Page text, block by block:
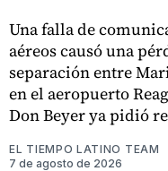
Una falla de
aéreos causó una
separación entre
en el aeropuerto
Don Beyer ya pidió
EL TIEMPO LATINO TEAM
7 de agosto de 2026